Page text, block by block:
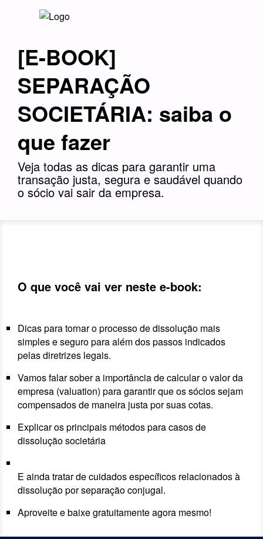
[E-BOOK]
SEPARAÇÃO
SOCIETÁRIA: saiba o
que fazer
Veja todas as dicas para garantir uma
transação justa, segura e saudável quando
o sócio vai sair da empresa.
O que você vai ver neste e-book:
Dicas para tornar o processo de dissolução mais
simples e seguro para além dos passos indicados
pelas diretrizes legais.
Vamos falar sober a importância de calcular o valor da
empresa (valuation) para garantir que os sócios sejam
compensados de maneira justa por suas cotas.
Explicar os principais métodos para casos de
dissolução societária
E ainda tratar de cuidados específicos relacionados à
dissolução por separação conjugal.
Aproveite e baixe gratuitamente agora mesmo!